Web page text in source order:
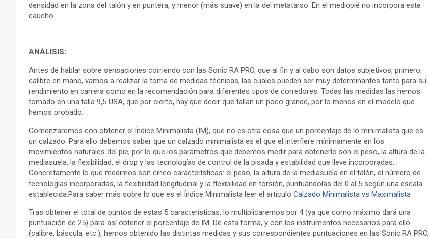
densidad en la zona del talón y en puntera, y menor (más suave) en la del metatarso. En el mediopié no incorpora este
caucho.
ANÁLISIS:
Antes de hablar sobre sensaciones corriendo con las Sonic RA PRO, que al fin y al cabo son datos subjetivos, primero,
calibre en mano, vamos a realizar la toma de medidas técnicas, las cuales pueden ser muy determinantes tanto para su
rendimiento en carrera como en la recomendación para diferentes tipos de corredores. Todas las medidas las hemos
tomado en una talla 9,5 USA, que por cierto, hay que decir que tallan un poco grande, por lo menos en el modelo que
hemos probado.
Comenzaremos con obtener el Índice Minimalista (IM), que no es otra cosa que un porcentaje de lo minimalista que es
un calzado. Para ello debemos saber que un calzado minimalista es el que el interfiere mínimamente en los
movimientos naturales del pie, por lo que los parámetros que debemos medir para obtenerlo son el peso, la altura de la
mediasuela, la flexibilidad, el drop y las tecnologías de control de la pisada y estabilidad que lleve incorporadas.
Concretamente lo que medimos son cinco características: el peso, la altura de la mediasuela en el talón, el número de
tecnologías incorporadas, la flexibilidad longitudinal y la flexibilidad en torsión, puntuándolas del 0 al 5 según una escala
establecida.Para saber más sobre lo que es el Índice Minimalista leer el artículo Calzado Minimalista vs Maximalista
Tras obtener el total de puntos de estas 5 características, lo multiplicaremos por 4 (ya que como máximo dará una
puntuación de 25) para así obtener el porcentaje de IM. De esta forma, y con los instrumentos necesarios para ello
(calibre, báscula, etc.), hemos obtenido las distintas medidas y sus correspondientes puntuaciones en las Sonic RA PRO,